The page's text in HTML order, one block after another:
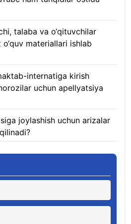
talaba va o‘qituvchilar
o‘quv materiallari ishlab
internatiga kirish
uchun apellyatsiya
joylashish uchun arizalar